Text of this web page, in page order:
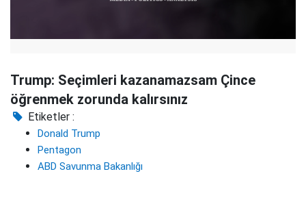
Trump: Seçimleri kazanamazsam Çince
öğrenmek zorunda kalırsınız
Etiketler :
Donald Trump
Pentagon
ABD Savunma Bakanlığı